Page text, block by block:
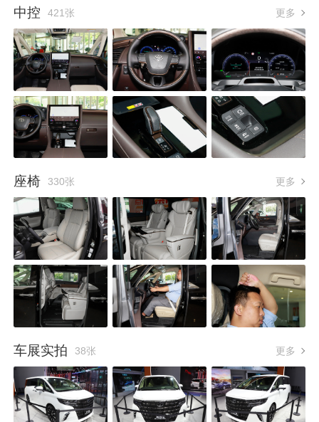
中控 421张 更多
座椅 330张 更多
车展实拍 38张 更多